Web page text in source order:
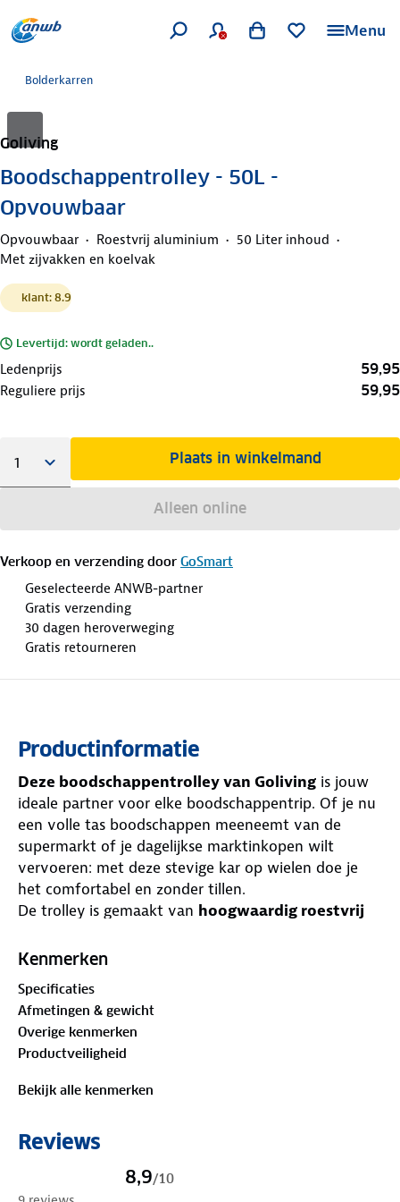
Menu
Bolderkarren
Goliving
Boodschappentrolley - 50L -
Opvouwbaar
Opvouwbaar Roestvrij aluminium
50 Liter inhoud
Met zijvakken en koelvak
klant: 8.9
Levertijd: wordt geladen..
Ledenprijs 59,95
Reguliere prijs 59,95
Plaats in winkelmand
Alleen online
Verkoop en verzending door GoSmart
Geselecteerde ANWB-partner
Gratis verzending
30 dagen heroverweging
Gratis retourneren
Productinformatie
Deze boodschappentrolley van Goliving is jouw
ideale partner voor elke boodschappentrip. Of je nu
een volle tas boodschappen meeneemt van de
supermarkt of je dagelijkse marktinkopen wilt
vervoeren: met deze stevige kar op wielen doe je
het comfortabel en zonder tillen.
De trolley is gemaakt van hoogwaardig roestvrij
toch sterk en duurzaam. Dankzij het robuuste frame
gemak zware tassen of dozen mee vervoeren. De
handgreep is voorzien van een
voor extra comfort tijdens het duwen of trekken.
Het ruime boodschappenvak van
uitgerust met stevige ritsen die je spullen veilig
langer fris – ideaal op warme dagen of bij langere
zijvakken
opbergruimte voor flessen of kleine items.
Kenmerken
Specificaties
Afmetingen & gewicht
Overige kenmerken
Productveiligheid
Bekijk alle kenmerken
Reviews
8,9/10